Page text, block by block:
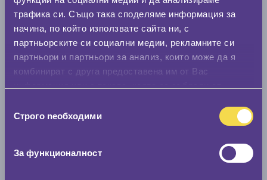
трафика си. Също така споделяме информация за
начина, по който използвате сайта ни, с
партньорските си социални медии, рекламните си
партньори и партньори за анализ, които може да я
комбинират с друга предоставена им от Вас
наСтрого nеобходими
За функционалност
Стар размер